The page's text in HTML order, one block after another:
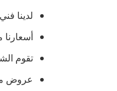
لدينا
تقوم
عروض